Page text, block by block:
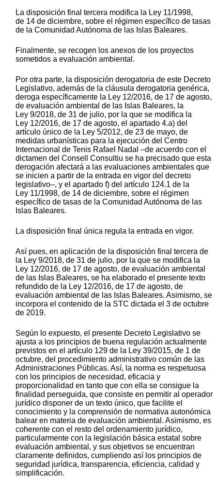
La disposición final tercera modifica la Ley 11/1998,
de 14 de diciembre, sobre el régimen específico de tasas
de la Comunidad Autónoma de las Islas Baleares.
Finalmente, se recogen los anexos de los proyectos
sometidos a evaluación ambiental.
Por otra parte, la disposición derogatoria de este Decreto
Legislativo, además de la cláusula derogatoria genérica,
deroga específicamente la Ley 12/2016, de 17 de agosto,
de evaluación ambiental de las Islas Baleares, la
Ley 9/2018, de 31 de julio, por la que se modifica la
Ley 12/2016, de 17 de agosto, el apartado 4.a) del
artículo único de la Ley 5/2012, de 23 de mayo, de
medidas urbanísticas para la ejecución del Centro
Internacional de Tenis Rafael Nadal –de acuerdo con el
dictamen del Consell Consultiu se ha precisado que esta
derogación afectará a las evaluaciones ambientales que
se inicien a partir de la entrada en vigor del decreto
legislativo–, y el apartado f) del artículo 124.1 de la
Ley 11/1998, de 14 de diciembre, sobre el régimen
específico de tasas de la Comunidad Autónoma de las
Islas Baleares.
La disposición final única regula la entrada en vigor.
Así pues, en aplicación de la disposición final tercera de
la Ley 9/2018, de 31 de julio, por la que se modifica la
Ley 12/2016, de 17 de agosto, de evaluación ambiental
de las Islas Baleares, se ha elaborado el presente texto
refundido de la Ley 12/2016, de 17 de agosto, de
evaluación ambiental de las Islas Baleares. Asimismo, se
incorpora el contenido de la STC dictada el 3 de octubre
de 2019.
Según lo expuesto, el presente Decreto Legislativo se
ajusta a los principios de buena regulación actualmente
previstos en el artículo 129 de la Ley 39/2015, de 1 de
octubre, del procedimiento administrativo común de las
Administraciones Públicas. Así, la norma es respetuosa
con los principios de necesidad, eficacia y
proporcionalidad en tanto que con ella se consigue la
finalidad perseguida, que consiste en permitir al operador
jurídico disponer de un texto único, que facilite el
conocimiento y la comprensión de normativa autonómica
balear en materia de evaluación ambiental. Asimismo, es
coherente con el resto del ordenamiento jurídico,
particularmente con la legislación básica estatal sobre
evaluación ambiental, y sus objetivos se encuentran
claramente definidos, cumpliendo así los principios de
seguridad jurídica, transparencia, eficiencia, calidad y
simplificación.